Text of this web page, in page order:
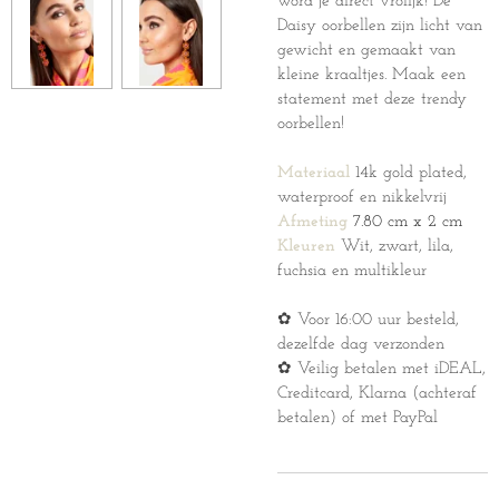
Daisy oorbellen zijn licht van
gewicht en gemaakt van
kleine kraaltjes. Maak een
statement met deze trendy
oorbellen!
Materiaal 14k gold plated,
waterproof en nikkelvrij
Afmeting 7.80 cm x 2 cm
Kleuren Wit, zwart, lila,
fuchsia en multikleur
✿ Voor 16:00 uur besteld,
dezelfde dag verzonden
✿ Veilig betalen met iDEAL,
Creditcard, Klarna (achteraf
betalen) of met PayPal